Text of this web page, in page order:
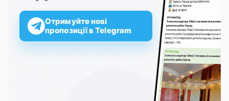
Отримуйте нові
пропозиції в Telegram